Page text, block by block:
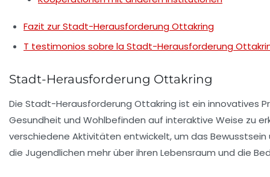
Fazit zur Stadt-Herausforderung Ottakring
T testimonios sobre la Stadt-Herausforderung
Stadt-Herausforderung Ottakring
Die Stadt-Herausforderung Ottakring ist ein innovatives
Gesundheit und Wohlbefinden auf interaktive Weise zu
verschiedene Aktivitäten entwickelt, um das
die Jugendlichen mehr über ihren Lebensraum und die